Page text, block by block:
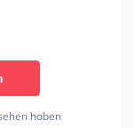
haben